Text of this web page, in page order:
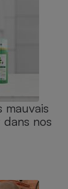
mauvais
nos